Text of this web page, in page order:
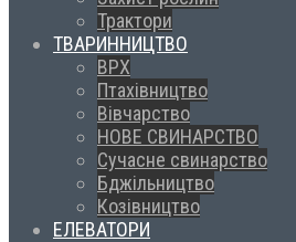
Трактори
ТВАРИННИЦТВО
ВРХ
Птахівництво
Вівчарство
НОВЕ СВИНАРСТВО
Сучасне свинарство
Бджільництво
Козівництво
ЕЛЕВАТОРИ